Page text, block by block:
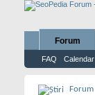
Forum
FAQ Calendar
Forum